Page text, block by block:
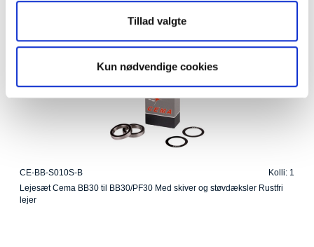
Tillad valgte
Kun nødvendige cookies
CE-BB-S010S-B
Kolli: 1
Lejesæt Cema BB30 til BB30/PF30 Med skiver og støvdæksler Rustfri
lejer